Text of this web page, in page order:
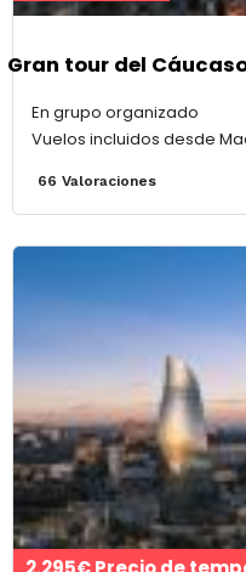
Gran tour del
En grupo organizado
Vuelos incluidos desde
66 Valoraciones